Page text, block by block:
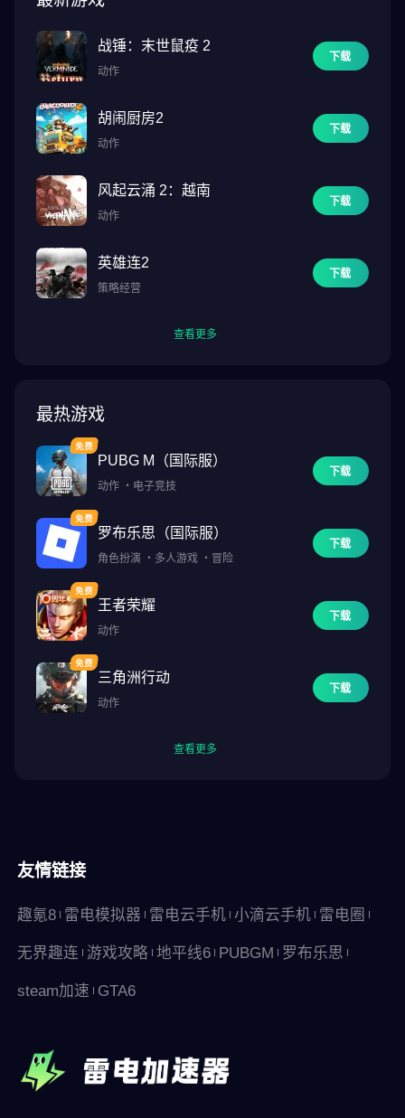
战锤：末世鼠疫 2
动作
下载
胡闹厨房2
动作
下载
风起云涌 2：越南
动作
下载
英雄连2
策略经营
下载
查看更多
最热游戏
PUBG M（国际服）
动作 ・ 电子竞技
下载
罗布乐思（国际服）
角色扮演 ・ 多人游戏 ・ 冒险
下载
王者荣耀
动作
下载
三角洲行动
动作
下载
查看更多
友情链接
趣氪8 雷电模拟器 雷电云手机 小滴云手机 雷电圈
无界趣连 游戏攻略 地平线6 PUBGM 罗布乐思
steam加速 GTA6